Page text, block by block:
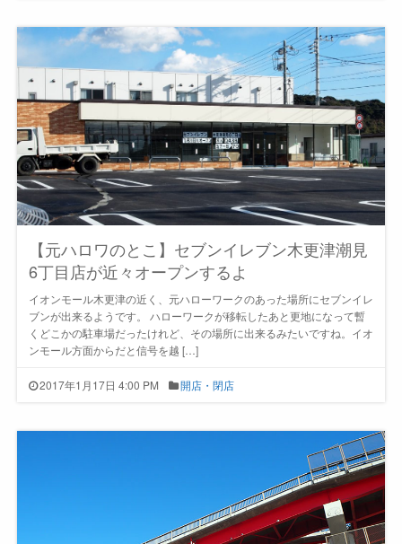
【元ハロワのとこ】セブンイレブン木更津潮見
6丁目店が近々オープンするよ
イオンモール木更津の近く、元ハローワークのあった場所にセブンイレ
ブンが出来るようです。 ハローワークが移転したあと更地になって暫
くどこかの駐車場だったけれど、その場所に出来るみたいですね。イオ
ンモール方面からだと信号を越 […]
2017年1月17日 4:00 PM 開店・閉店